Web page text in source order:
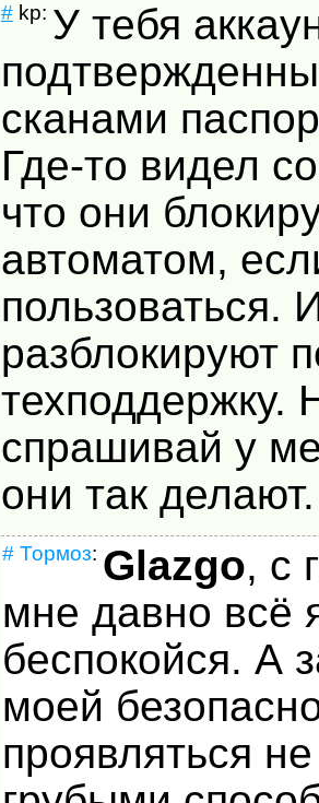
#kp: У тебя
сканами
Где-то видел
что они
автоматом,
пользоваться.
разблокируют
техподдержку.
спрашивай у
они так делают.
# Тормоз: Glazgo, с
мне давно всё
беспокойся. А
моей
проявляться